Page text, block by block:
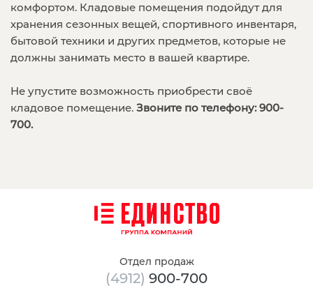
комфортом. Кладовые помещения подойдут для
хранения сезонных вещей, спортивного инвентаря,
бытовой техники и других предметов, которые не
должны занимать место в вашей квартире.
Не упустите возможность приобрести своё
кладовое помещение. Звоните по телефону: 900-
700.
Отдел продаж
(4912) 900-700